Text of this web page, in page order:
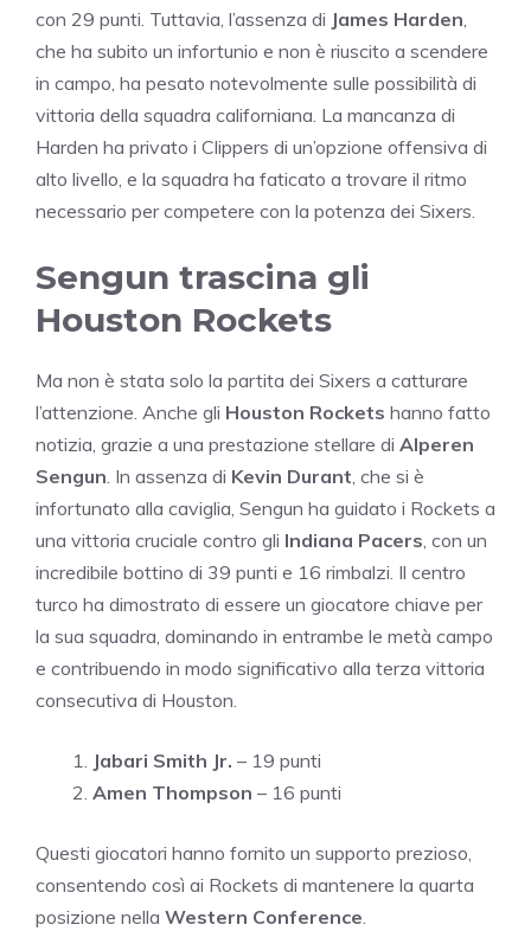
con 29 punti. Tuttavia, l’assenza di James Harden
che ha subito un infortunio e non è riuscito a scendere
in campo, ha pesato notevolmente sulle possibilità di
vittoria della squadra californiana. La mancanza di
Harden ha privato i Clippers di un’opzione offensiva di
alto livello, e la squadra ha faticato a trovare il ritmo
necessario per competere con la potenza dei Sixers.
Sengun trascina gli
Houston Rockets
Ma non è stata solo la partita dei Sixers a catturare
l’attenzione. Anche gli Houston Rockets hanno fatto
notizia, grazie a una prestazione stellare di Alperen
Sengun . In assenza di Kevin Durant , che si è
infortunato alla caviglia, Sengun ha guidato i Rockets a
una vittoria cruciale contro gli Indiana Pacers , con un
incredibile bottino di 39 punti e 16 rimbalzi. Il centro
turco ha dimostrato di essere un giocatore chiave per
la sua squadra, dominando in entrambe le metà campo
e contribuendo in modo significativo alla terza vittoria
consecutiva di Houston.
Jabari Smith Jr. – 19 punti
Amen Thompson – 16 punti
Questi giocatori hanno fornito un supporto prezioso,
consentendo così ai Rockets di mantenere la quarta
posizione nella Western Conference